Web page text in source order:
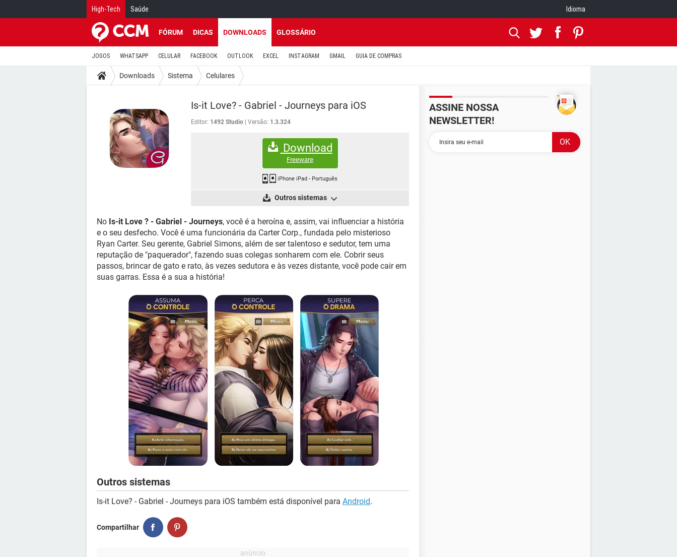
High-Tech Saúde Idioma
FÓRUM DICAS DOWNLOADS GLOSSÁRIO
JOGOS WHATSAPP CELULAR FACEBOOK OUTLOOK EXCEL INSTAGRAM GMAIL GUIA DE COMPRAS
Downloads Sistema Celulares
Is-it Love? - Gabriel - Journeys para iOS
Editor: 1492 Studio Versão: 1.3.324
Download
Freeware
iPhone iPad- Português
Outros sistemas
No Is-it Love ? - Gabriel - Journeys, você é a heroína e, assim, vai influenciar a história
e o seu desfecho. Você é uma funcionária da Carter Corp., fundada pelo misterioso
Ryan Carter. Seu gerente, Gabriel Simons, além de ser talentoso e sedutor, tem uma
reputação de "paquerador", fazendo suas colegas sonharem com ele. Cobrir seus
passos, brincar de gato e rato, às vezes sedutora e às vezes distante, você pode cair em
suas garras. Essa é a sua a história!
Outros sistemas
Is-it Love? - Gabriel - Journeys para iOS também está disponível para Android.
Compartilhar
ASSINE NOSSA
NEWSLETTER!